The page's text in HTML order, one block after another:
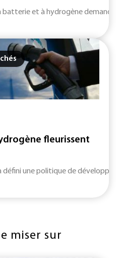
batterie et à hydrogène
fleurissent
défini une politique de
miser sur